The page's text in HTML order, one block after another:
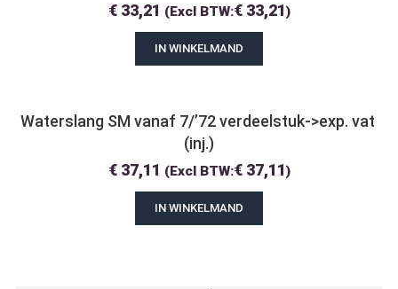
€33,21 (Excl BTW:€33,21)
IN WINKELMAND
Waterslang SM vanaf 7/’72 verdeelstuk->exp. vat
(inj.)
€37,11 (Excl BTW:€37,11)
IN WINKELMAND